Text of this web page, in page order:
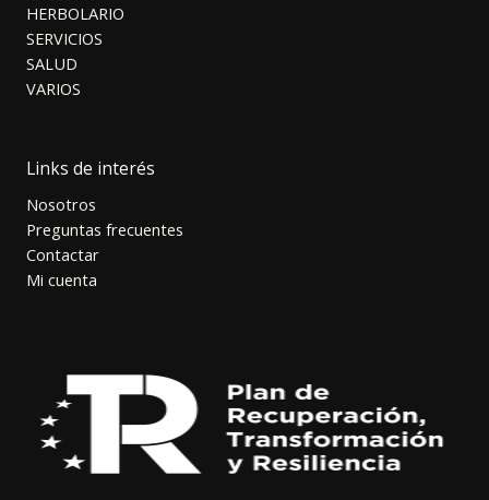
HERBOLARIO
SERVICIOS
SALUD
VARIOS
Links de interés
Nosotros
Preguntas frecuentes
Contactar
Mi cuenta